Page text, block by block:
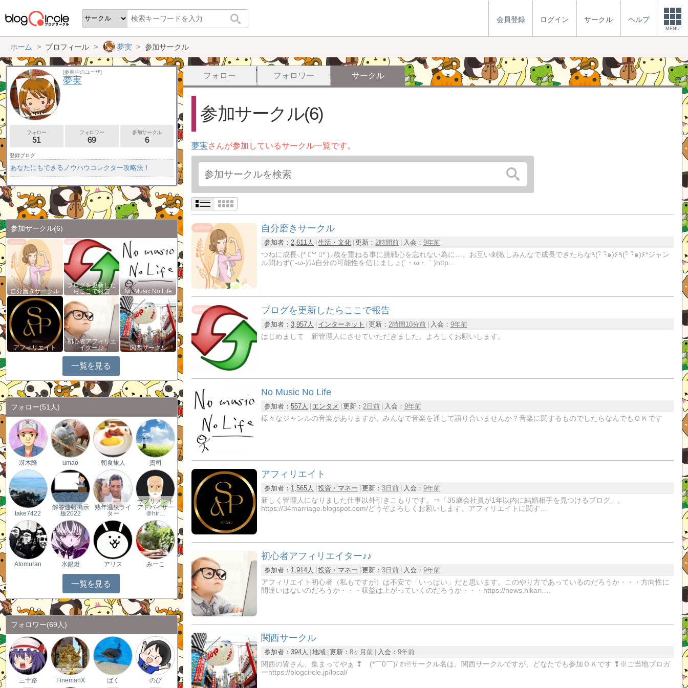
会員登録 ログイン サークル ヘルプ
MENU
ホーム プロフィール 夢実 参加サークル
フォロー フォロワー サークル
参加サークル(6)
夢実さんが参加しているサークル一覧です。
自分磨きサークル
参加者：2,611人 生活・文化 更新：2時間前 入会： 9年前
つねに成長⸜(* ॑꒳ ॑* )⸝歳を重ねる事に挑戦心を忘れない為に…。お互い刺激しみんなで成長できたらな٩(･ิ ･ิ๑)۶٩(･ิ ･ิ๑)۶*ジャン
ル問わず(´-ω-)ｳﾑ自分の可能性を信じましょ(´・ω・｀)http…
ブログを更新したらここで報告
参加者：3,957人 インターネット 更新：2時間10分前 入会： 9年前
はじめまして 新管理人にさせていただきました。よろしくお願いします。
No Music No Life
参加者：557人 エンタメ 更新：2日前 入会： 9年前
様々なジャンルの音楽がありますが、みんなで音楽を通して語り合いませんか？音楽に関するものでしたらなんでもＯＫです
アフィリエイト
参加者： 1,565人 投資・マネー 更新： 3日前 入会： 9年前
新しく管理人になりました仕事以外引きこもりです。⇒「35歳会社員が1年以内に結婚相手を見つけるブログ」。
https://34marriage.blogspot.com/どうぞよろしくお願いします。アフィリエイトに関す…
初心者アフィリエイター♪♪
参加者： 1,914人 投資・マネー 更新： 3日前 入会： 9年前
アフィリエイト初心者（私もですが）は不安で「いっぱい」だと思います。このやり方であっているのだろうか・・・方向性に
間違いはないのだろうか・・・収益は上がっていくのだろうか・・・https://news.hikari.…
関西サークル
参加者：394人 地域 更新：8ヶ月前 入会： 9年前
関西の皆さん、集まってやぁ ❢ (*￣0￣)/ ｵｩ!!サークル名は、関西サークルですが、どなたでも参加ＯＫです ❢※ご当地ブロガ
ーhttps://blogcircle.jp/local/
[参照中のユーザ]
夢実
フォロー
51
フォロワー
69
参加サークル
6
登録ブログ
あなたにもできるノウハウコレクター攻略法！
参加サークル(6)
自分磨きサークル
ブログを更新した
らここで報告
No Music No Life
アフィリエイト
初心者アフィリエ
イター♪♪
関西サークル
一覧を見る
フォロー(51人)
冴木隆 umao 朝食旅人 貴司
take7422
解答速報掲示
板2022
熟年温泉ライ
ター
サプリメント
アドバイザー
＠hir…
Atomuran 水銀燈 アリス みーこ
一覧を見る
フォロワー(69人)
三十路 FinemanX ばく のび